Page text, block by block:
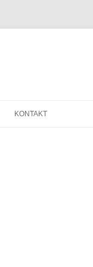
KONTAKT